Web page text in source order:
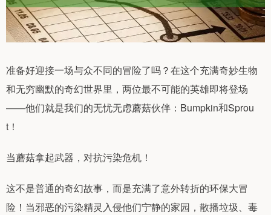
准备好迎接一场与众不同的冒险了吗？在这个充满奇妙生物
和无穷幽默的奇幻世界里，两位最不可能的英雄即将登场
——他们就是我们的无忧无虑蘑菇伙伴：Bumpkin和Sprou
t！
当蘑菇拿起武器，对抗污染危机！
这不是普通的奇幻故事，而是充满了意外转折的环保大冒
险！当邪恶的污染精灵入侵他们宁静的家园，散播垃圾、毒